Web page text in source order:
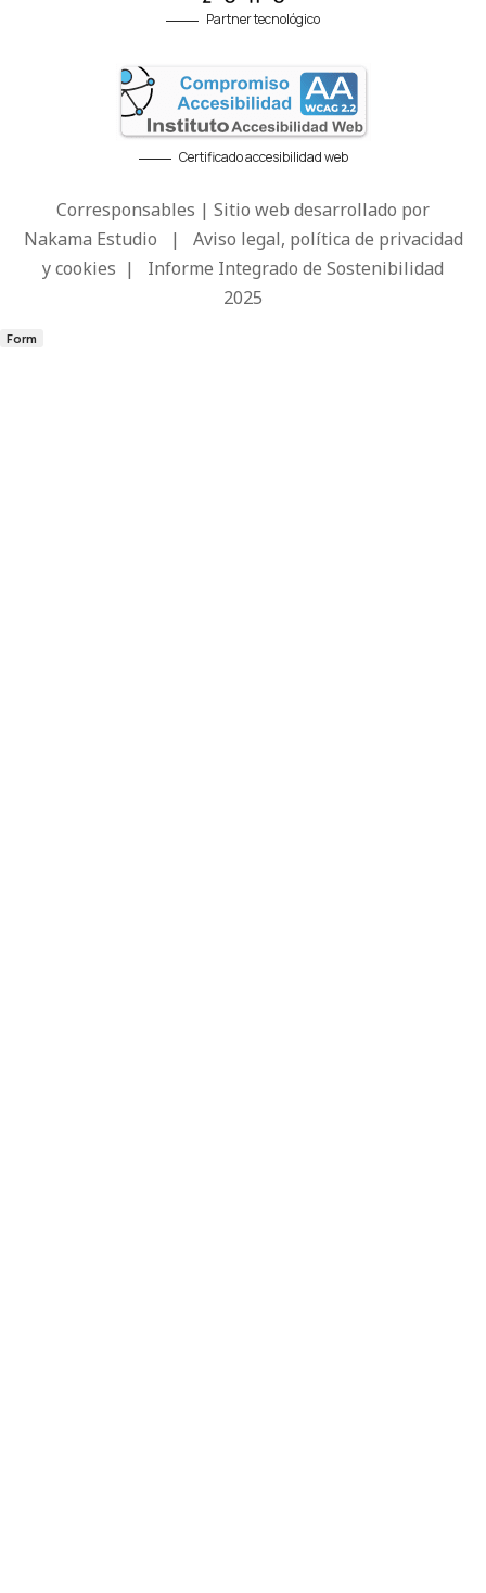
Partner tecnológico
Certificado accesibilidad web
Corresponsables | Sitio web desarrollado por
Nakama Estudio | Aviso legal, política de privacidad
y cookies | Informe Integrado de Sostenibilidad
2025
Form